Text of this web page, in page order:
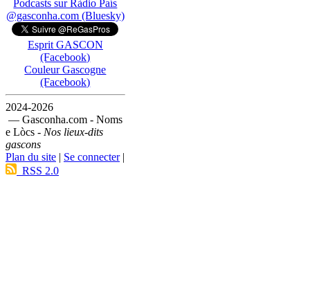
Podcasts sur Ràdio País
@gasconha.com (Bluesky)
Esprit GASCON
(Facebook)
Couleur Gascogne
(Facebook)
2024-2026
— Gasconha.com - Noms
e Lòcs - Nos lieux-dits
gascons
Plan du site | Se connecter|
RSS 2.0